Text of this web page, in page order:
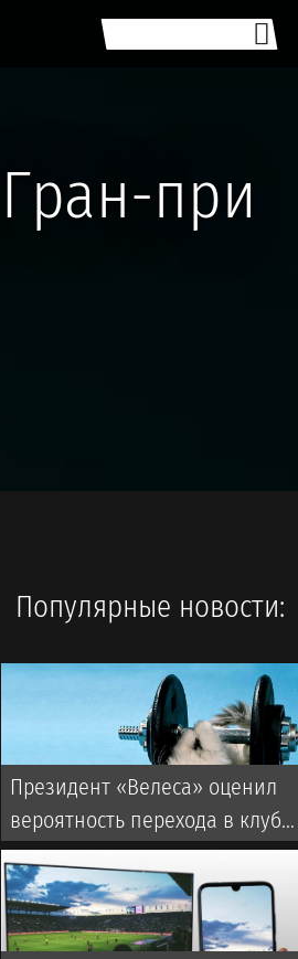
при
Популярные новости:
Президент «Велеса» оценил
вероятность перехода в клуб
Дзюбы и Заболотного